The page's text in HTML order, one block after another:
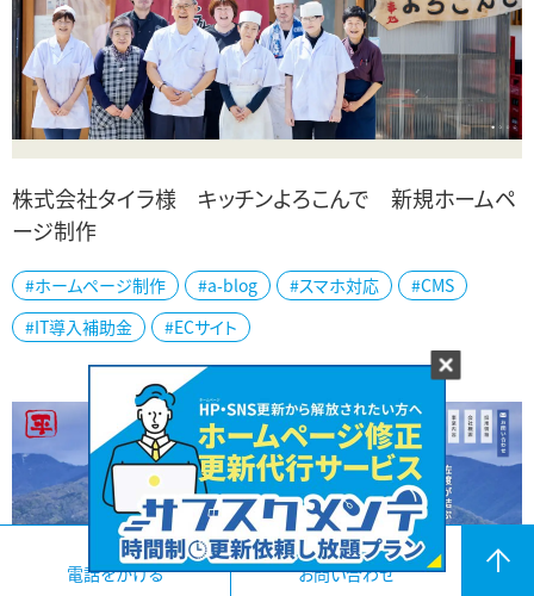
電話をかける お問い合わせ
佐渡市の両津港近くのお食事処、「キッチンよろこんで」様のホームペ
ージを制作しました。 佐渡で捕れた新鮮な魚に佐渡産の米、佐渡の
地酒と佐渡産にこだわった人気のお...
株式会社タイラ様 キッチンよろこんで 新規ホームペ
ージ制作
#ホームページ制作 #a-blog #スマホ対応
#CMS
#IT導入補助金
#ECサイト